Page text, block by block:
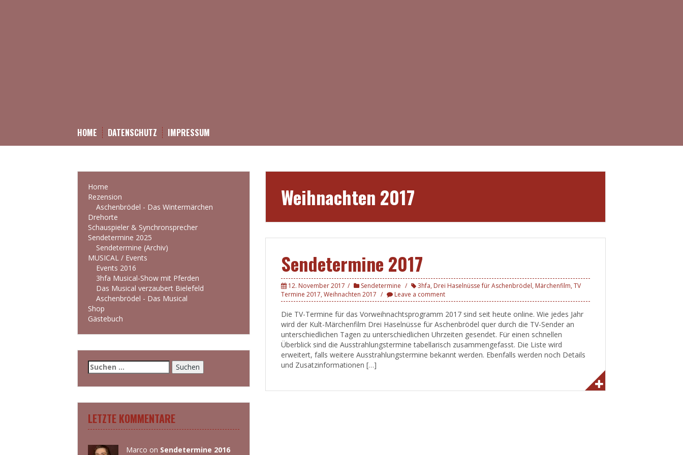
HOME DATENSCHUTZ IMPRESSUM
Weihnachten 2017
Sendetermine 2017
12. November 2017 Sendetermine 3hfa, Drei Haselnüsse für Aschenbrödel, Märchenfilm, TV
Termine 2017, Weihnachten 2017 Leave a comment
Die TV-Termine für das Vorweihnachtsprogramm 2017 sind seit heute online. Wie jedes Jahr
wird der Kult-Märchenfilm Drei Haselnüsse für Aschenbrödel quer durch die TV-Sender an
unterschiedlichen Tagen zu unterschiedlichen Uhrzeiten gesendet. Für einen schnellen
Überblick sind die Ausstrahlungstermine tabellarisch zusammengefasst. Die Liste wird
erweitert, falls weitere Ausstrahlungstermine bekannt werden. Ebenfalls werden noch Details
und Zusatzinformationen […]
Home
Rezension
Aschenbrödel - Das Wintermärchen
Drehorte
Schauspieler & Synchronsprecher
Sendetermine 2025
Sendetermine (Archiv)
MUSICAL / Events
Events 2016
3hfa Musical-Show mit Pferden
Das Musical verzaubert Bielefeld
Aschenbrödel - Das Musical
Shop
Gästebuch
Suchen
nach:
LETZTE KOMMENTARE
Marco on Sendetermine 2016